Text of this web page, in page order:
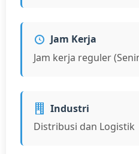
Jam Kerja
Jam kerja reguler
Industri
Distribusi dan Logistik